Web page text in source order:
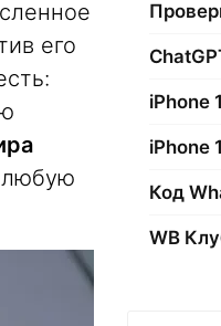
его
любую
iPhone
iPhone
Код
WB